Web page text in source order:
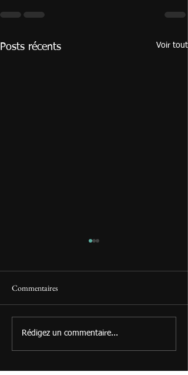
Posts récents Voir tout
NOUVEAU SUR LE SITE
Commentaires
Rédigez un commentaire...